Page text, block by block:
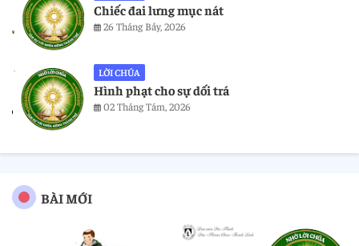
Chiếc đai lưng mục nát
26 Tháng Bảy, 2026
LỜI CHÚA
Hình phạt cho sự dối trá
02 Tháng Tám, 2026
BÀI MỚI